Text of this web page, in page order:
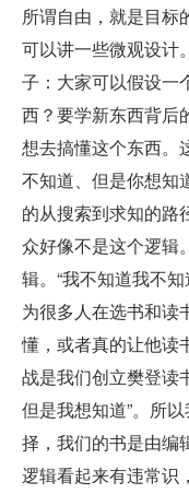
所谓自由，就是目标
可以讲一些微观设计
子：大家可以假设一
西？要学新东西背后
想去搞懂这个东西。
不知道、但是你想知
的从搜索到求知的路
众好像不是这个逻辑
辑。“我不知道我不
为很多人在选书和读
懂，或者真的让他读
战是我们创立樊登读
但是我想知道”。所
择，我们的书是由编
逻辑看起来有违常识